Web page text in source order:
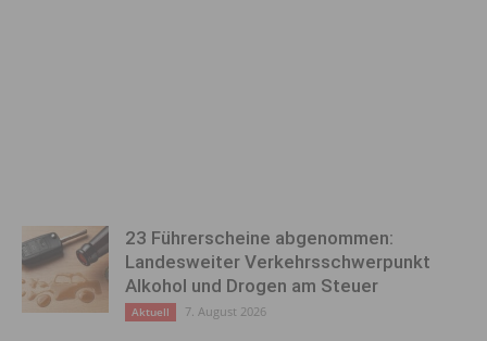
23 Führerscheine abgenommen:
Landesweiter Verkehrsschwerpunkt
Alkohol und Drogen am Steuer
Aktuell 7. August 2026